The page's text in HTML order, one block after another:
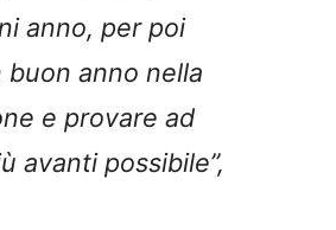
anno, per poi
buon anno nella
e provare ad
avanti possibile”,